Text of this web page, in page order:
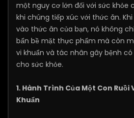
một nguy cơ lớn đối với sức khỏe
khi chúng tiếp xúc với thức ăn.
vào thức ăn của bạn, nó không
bẩn bề mặt thực phẩm mà còn
vi khuẩn và tác nhân gây bệnh
cho sức khỏe.
1. Hành Trình Của Một Con Ruồi
Khuẩn